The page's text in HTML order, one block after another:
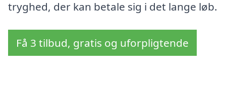
tryghed, der kan betale sig i det lange løb.
Få 3 tilbud, gratis og uforpligtende